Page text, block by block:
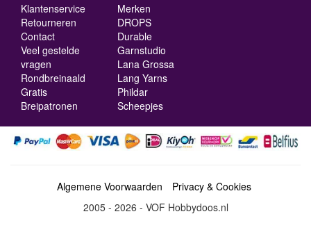
Klantenservice
Retourneren
Contact
Veel gestelde
vragen
Rondbreinaald
Gratis
Breipatronen
Merken
DROPS
Durable
Garnstudio
Lana Grossa
Lang Yarns
Phildar
Scheepjes
Algemene Voorwaarden
Privacy & Cookies
2005 - 2026 - VOF Hobbydoos.nl